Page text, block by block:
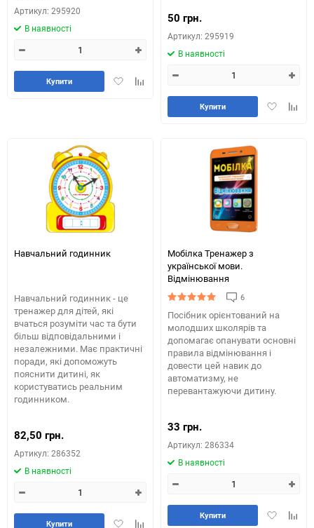
Артикул: 295920
В наявності
ДодатиДодайте
порівняння
Купити
50 грн.
Артикул: 295919
В наявності
Додати
Купити
Навчальний годинник
Навчальний годинник - це
тренажер для дітей, які
вчаться розуміти час та бути
більш відповідальними і
незалежними. Має практичні
поради, які допоможуть
пояснити дитині, як
користуватись реальним
годинником.
82,50 грн.
Артикул: 286352
В наявності
ДодатиДодайте
Купити
Мобілка Тренажер з
української мови.
Вiдмiнювання
6
Посібник орієнтований на
молодших школярів та
допомагає опанувати основні
правила відмінювання і
довести цей навик до
автоматизму, не
перевантажуючи дитину.
33 грн.
Артикул: 286334
В наявності
Додати
Купити